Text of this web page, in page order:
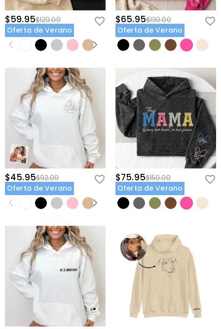
$59.95$120.00
Oferta de Verano
$65.95$130.00
Oferta de Verano
$45.95$92.00
Oferta de Verano
$75.95$150.00
Oferta de Verano